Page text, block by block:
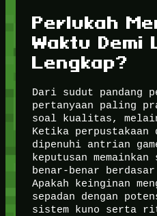
Perlukah
Waktu Demi
Lengkap?
Dari sudut pandang
pertanyaan paling
soal kualitas,
Ketika
dipenuhi antrian
keputusan
benar-benar
Apakah keinginan
sepadan dengan
sistem kuno serta